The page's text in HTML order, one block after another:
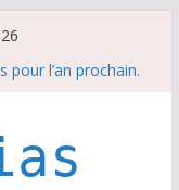
pour l’an prochain.
étape